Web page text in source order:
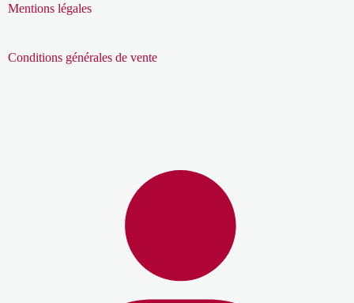
Mentions légales
Conditions générales de vente